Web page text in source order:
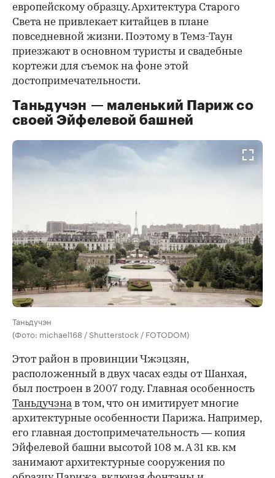
европейскому образцу. Архитектура Старого
Света не привлекает китайцев в плане
повседневной жизни. Поэтому в Темз-Таун
приезжают в основном туристы и свадебные
кортежи для съемок на фоне этой
достопримечательности.
Таньдучэн — маленький Париж со
своей Эйфелевой башней
Таньдучэн
(Фото: michael168 / Shutterstock / FOTODOM)
Этот район в провинции Чжэцзян,
расположенный в двух часах езды от Шанхая,
был построен в 2007 году. Главная особенность
Таньдучэнав том, что он имитирует многие
архитектурные особенности Парижа. Например,
его главная достопримечательность — копия
Эйфелевой башни высотой 108 м. А 31 кв. км
занимают архитектурные сооружения по